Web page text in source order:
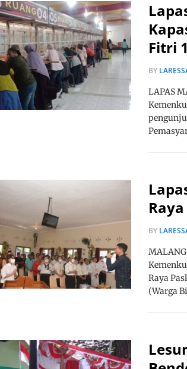
Fitri
BY
LAPAS
BY
Raya
(Warga